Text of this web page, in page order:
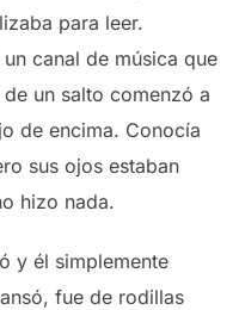
para leer.
canal de música que
un salto comenzó a
de encima. Conocía
sus ojos estaban
hizo nada.
y él simplemente
fue de rodillas